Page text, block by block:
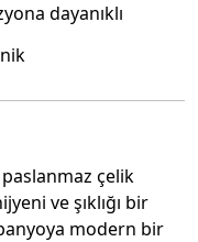
dayanıklı
paslanmaz çelik
ve şıklığı bir
modern bir